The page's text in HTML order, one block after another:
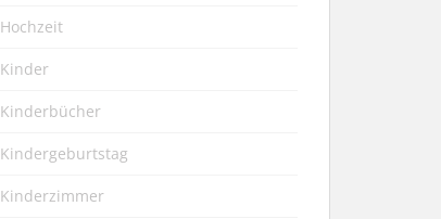
Hochzeit
Kinder
Kinderbücher
Kindergeburtstag
Kinderzimmer